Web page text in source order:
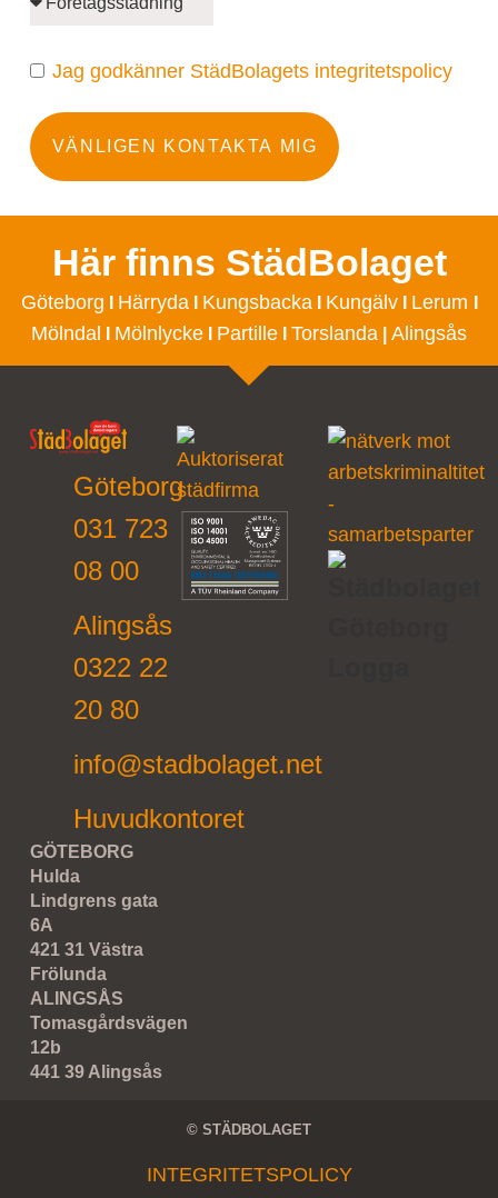
Jag godkänner StädBolagets integritetspolicy
VÄNLIGEN KONTAKTA MIG
Här finns StädBolaget
Göteborg HärrydaI KungsbackaI KungälvI Lerum
Mölndal Mölnlycke Partille Torslanda Alingsås
Göteborg
031 723
08 00
Alingsås
0322 22
20 80
info@stadbolaget.net
Huvudkontoret
GÖTEBORG
Hulda
Lindgrens gata
6A
421 31 Västra
Frölunda
ALINGSÅS
Tomasgårdsvägen
12b
441 39 Alingsås
© STÄDBOLAGET
INTEGRITETSPOLICY